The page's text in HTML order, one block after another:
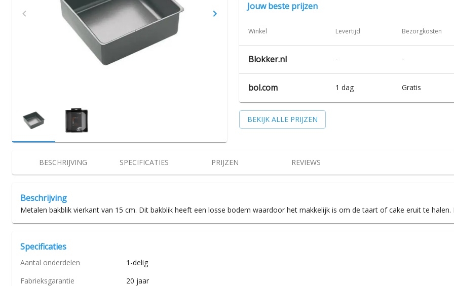
Jouw beste prijzen
Winkel Levertijd Bezorgkosten
Blokker.nl - -
bol.com 1 dag Gratis
BEKIJK ALLE PRIJZEN
BESCHRIJVING SPECIFICATIES PRIJZEN REVIEWS
Beschrijving
Metalen bakblik vierkant van 15 cm. Dit bakblik heeft een losse bodem waardoor het makkelijk is om de taart of cake eruit te halen.
Specificaties
Aantal onderdelen
1-delig
Fabrieksgarantie
20 jaar